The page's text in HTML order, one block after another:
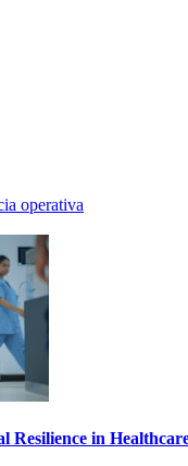
operativa
Resilience in